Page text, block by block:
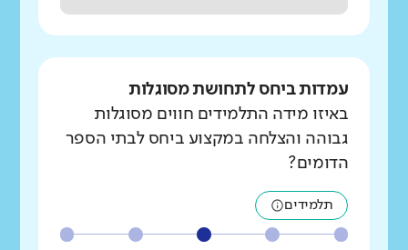
עמדות ביחס לתחושת מסוגלות
באיזו מידה התלמידים חווים מסוגלות
גבוהה והצלחה במקצוע ביחס לבתי הספר
הדומים?
תלמידים